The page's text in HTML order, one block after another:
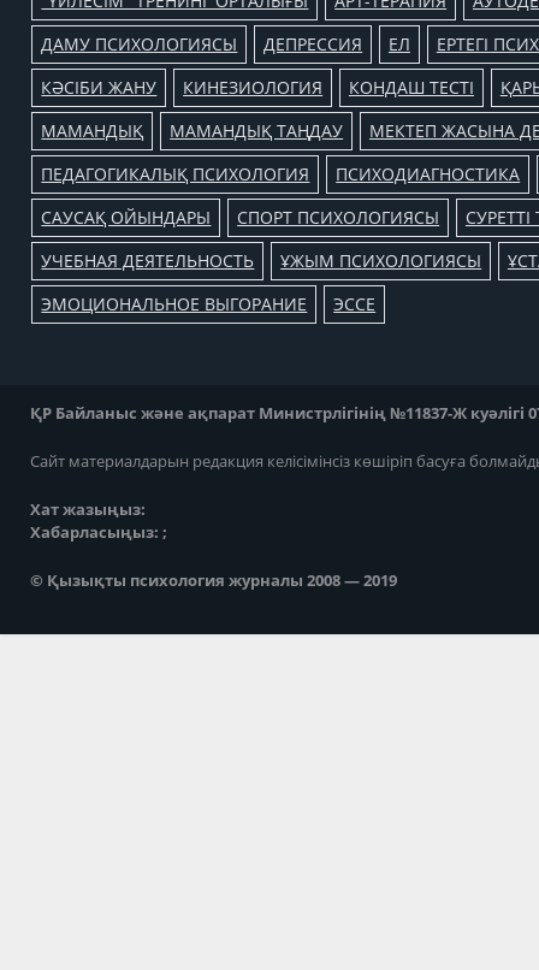
ДАМУ ПСИХОЛОГИЯСЫ
ДЕПРЕССИЯ ЕЛ
ЕРТЕГІ
КӘСІБИ ЖАНУ
КИНЕЗИОЛОГИЯ КОНДАШ ТЕСТІ
МАМАНДЫҚ
МАМАНДЫҚ ТАҢДАУ
МЕКТЕП ЖАСЫНА
ПЕДАГОГИКАЛЫҚ ПСИХОЛОГИЯ
ПСИХОДИАГНОСТИКА
САУСАҚ ОЙЫНДАРЫ
СПОРТ ПСИХОЛОГИЯСЫ
СУРЕТТІ
УЧЕБНАЯ ДЕЯТЕЛЬНОСТЬ
ҰЖЫМ ПСИХОЛОГИЯСЫ
ЭМОЦИОНАЛЬНОЕ ВЫГОРАНИЕ
ЭССЕ
ҚР Байланыс және ақпарат Министрлігінің №11837-Ж куәлігі
Сайт материалдарын редакция келісімінсіз көшіріп басуға
Хат жазыңыз:
Хабарласыңыз: ;
© Қызықты психология журналы 2008 — 2019